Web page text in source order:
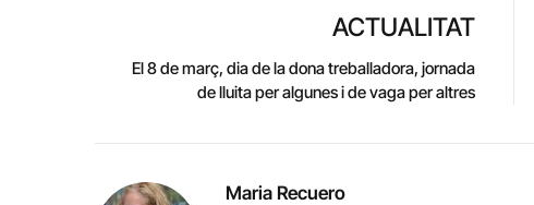
ACTUALITAT
El 8 de març, dia de la dona treballadora, jornada
de lluita per algunes i de vaga per altres
Maria Recuero